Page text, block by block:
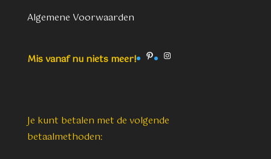
Algemene Voorwaarden
Mis vanaf nu niets meer! PinterestInstagram
Je kunt betalen met de volgende
betaalmethoden: